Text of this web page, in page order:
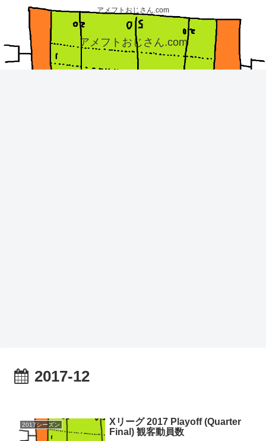
アメフトおじさん.com
アメフトおじさん.com
2017-12
2017シーズン
Xリーグ 2017 Playoff (Quarter
Final) 観客動員数